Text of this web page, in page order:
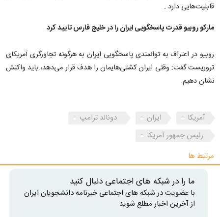
قابلیت‌هایی دارد .
مارکو روبیو قدرت پاسخگویی ایران را در خلیج فارس تایید کرد
روبیو در اعتراف به توانمندی پاسخگویی ایران به هرگونه تجاوزگری آمریکای
تروریست گفت: وقتی ایران کشتی‌هایمان را هدف قرار می‌دهد، باید واکنش
نشان دهیم.
آمریکا ایران
دونالد ترامپ
رئیس جمهور آمریکا
مرتبط ها
ما را در شبکه های اجتماعی دنبال کنید
با عضویت در شبکه های اجتماعی خبرنامه دانشجویان ایران
از آخرین اخبار مطلع شوید